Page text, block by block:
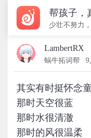
帮孩子，
少壮不努力
LambertRX
蜗牛拓词帮 9
其实有时挺怀念
那时天空很蓝
那时水很清澈
那时的风很温柔